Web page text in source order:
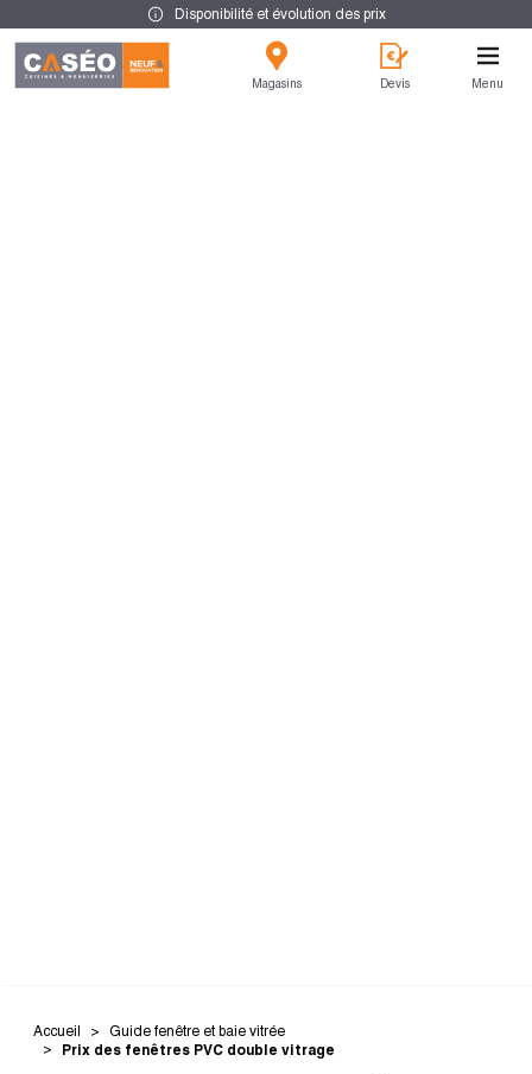
Disponibilité et évolution des prix
Magasins Devis Menu
Accueil Guide fenêtre et baie vitrée
Prix des fenêtres PVC double vitrage